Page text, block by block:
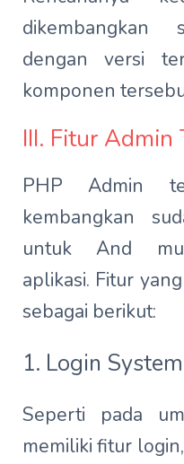
dikembangkan
dengan versi
komponen
III. Fitur Admin
PHP Admin
kembangkan
untuk And
aplikasi. Fitur
sebagai berikut:
1. Login System
Seperti pada
memiliki fitur